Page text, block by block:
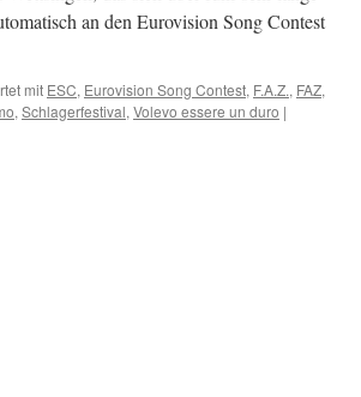
an den Eurovision Song Contest
mit ESC, Eurovision Song Contest, F.A.Z., FAZ,
, Schlagerfestival, Volevo essere un duro |